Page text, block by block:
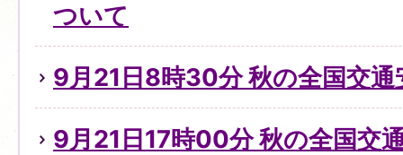
ついて
9月21日8時30分 秋の全国交
9月21日17時00分 秋の全国交